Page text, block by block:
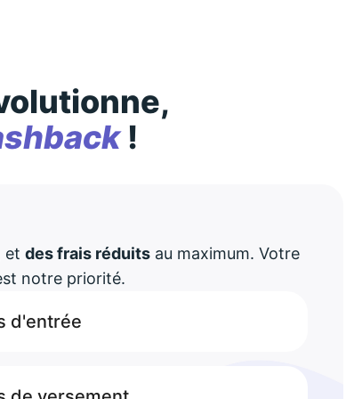
!
et des frais réduitsau maximum. Votre
notre priorité.
d'entrée